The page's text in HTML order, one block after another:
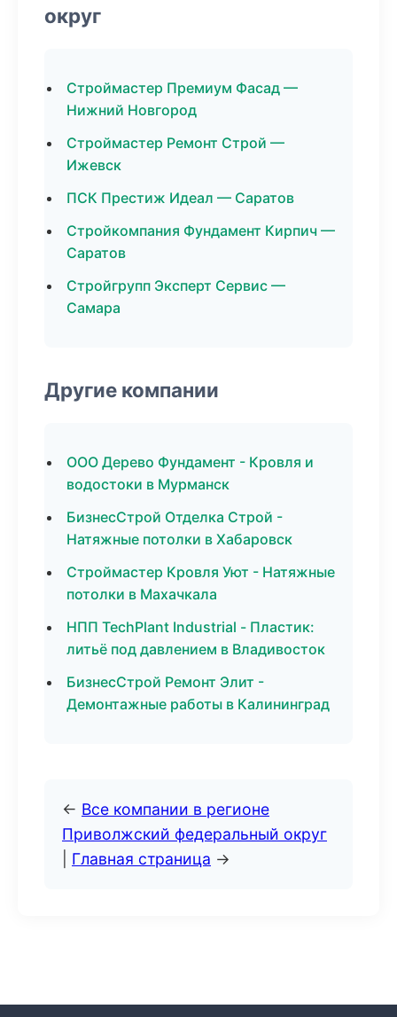
округ
Строймастер Премиум Фасад —
Нижний Новгород
Строймастер Ремонт Строй —
Ижевск
ПСК Престиж Идеал — Саратов
Стройкомпания Фундамент Кирпич —
Саратов
Стройгрупп Эксперт Сервис —
Самара
Другие компании
ООО Дерево Фундамент - Кровля и
водостоки в Мурманск
БизнесСтрой Отделка Строй -
Натяжные потолки в Хабаровск
Строймастер Кровля Уют - Натяжные
потолки в Махачкала
НПП TechPlant Industrial - Пластик:
литьё под давлением в Владивосток
БизнесСтрой Ремонт Элит -
Демонтажные работы в Калининград
← Все компании в регионе
Приволжский федеральный округ
Главная страница →